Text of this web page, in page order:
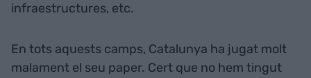
infraestructures, etc.
En tots aquests camps, Catalunya ha jugat molt
malament el seu paper. Cert que no hem tingut